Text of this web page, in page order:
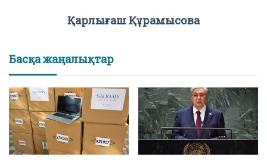
Қарлығаш Құрамысова
Басқа жаңалықтар